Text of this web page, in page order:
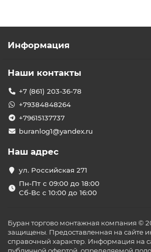
Информация
Наши контакты
+7 (861) 203-36-78
+79384848264
+79615137737
buranlog1@yandex.ru
Наш адрес
ул. Российская 271
Пн-Пт с 09:00 до 18:00
Сб-Вс с 10:00 до 16:00
Буран торгово монтажная компания ©
защищены. Предоставленная на сайте
справочный характер. Информация на